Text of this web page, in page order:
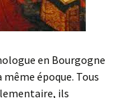
en Bourgogne
même époque. Tous
ils